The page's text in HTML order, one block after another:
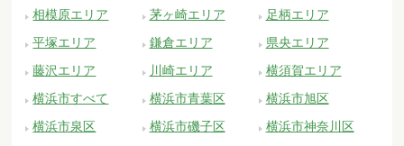
相模原エリア 茅ヶ崎エリア
足柄エリア
平塚エリア
鎌倉エリア
県央エリア
藤沢エリア
川崎エリア
横須賀エリア
横浜市すべて
横浜市青葉区
横浜市旭区
横浜市泉区
横浜市磯子区
横浜市神奈川区